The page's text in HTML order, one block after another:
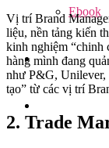
Ebook
Vị trí Brand
liệu, nền tảng kiến
kinh nghiệm “chinh
hàng mình đang
như P&G,
tạo” từ các vị trí
2. Trade